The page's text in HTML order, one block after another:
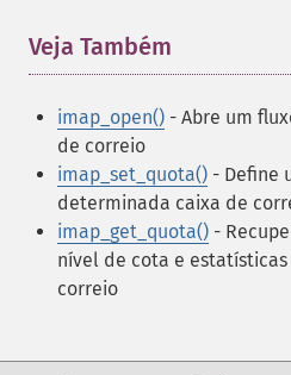
Veja Também
imap_open() - Abre um
de correio
imap_set_quota() - Define
determinada caixa de
imap_get_quota() -
nível de cota e
correio